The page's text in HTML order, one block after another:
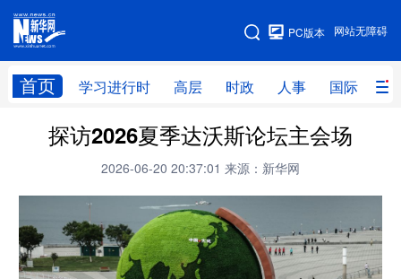
网站无障碍
PC版本
首页 学习进行时 高层 时政 人事 国际 财
网站地图
学习进行时 高层 时政 人事
财经 网评
思客智库 全球连线
科技 科创 量子 体育
探访2026夏季达沃斯论坛主会场
2026-06-20 20:37:01 来源：新华网